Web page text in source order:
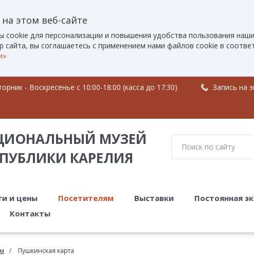
этом веб-сайте
для персонализации и повышения удобства пользования
вы соглашаетесь с применением нами файлов cookie в
- Воскресенье c 10:00-18:00 (касса до 17:30) Запись на
МУЗЕЙ
КАРЕЛИЯ
и цены Посетителям Выставки Постоянная
Контакты
Пушкинская карта